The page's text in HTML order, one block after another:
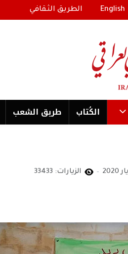
English الطريق الثقافي
الكُتاب طریق الشعب
الزيارات: 33433